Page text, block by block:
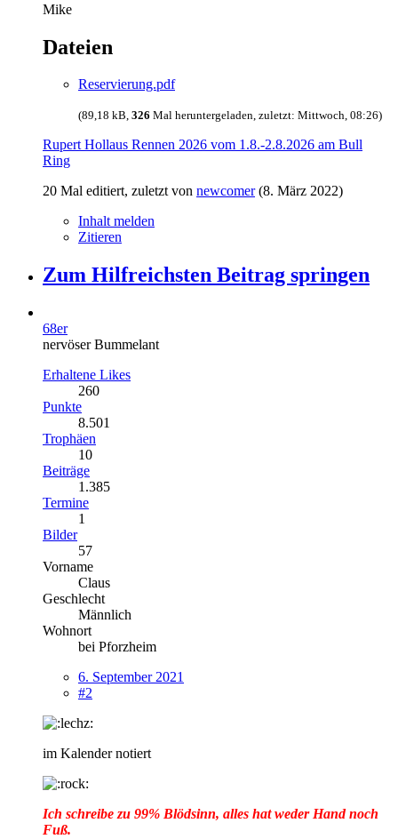
Mike
Dateien
Reservierung.pdf
(89,18 kB, 326 Mal heruntergeladen, zuletzt: Mittwoch, 08:26)
Rupert Hollaus Rennen 2026 vom 1.8.-2.8.2026 am Bull
Ring
20 Mal editiert, zuletzt von newcomer(8. März 2022)
Inhalt melden
Zitieren
Zum Hilfreichsten Beitrag springen
68er
nervöser Bummelant
Erhaltene Likes
260
Punkte
8.501
Trophäen
10
Beiträge
1.385
Termine
1
Bilder
57
Vorname
Claus
Geschlecht
Männlich
Wohnort
bei Pforzheim
6. September 2021
#2
im Kalender notiert
Ich schreibe zu 99% Blödsinn, alles hat weder Hand noch
Fuß.